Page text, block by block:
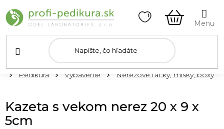
na
obsah
KOŠÍK
DomovPedikúra Vybavenie Nerezové tácky, misky, boxy
Kazeta s vekom nerez 20 x 9 x
5cm